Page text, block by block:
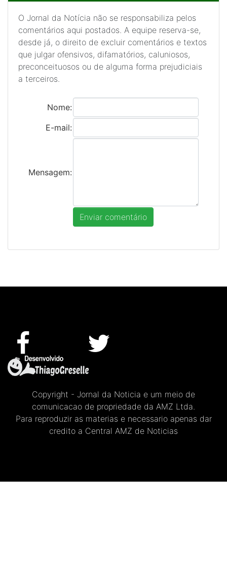
O Jornal da Notícia não se responsabiliza pelos
comentários aqui postados. A equipe reserva-se,
desde já, o direito de excluir comentários e textos
que julgar ofensivos, difamatórios, caluniosos,
preconceituosos ou de alguma forma prejudiciais
a terceiros.
Nome:
E-mail:
Mensagem:
Copyright - Jornal da Noticia e um meio de
comunicacao de propriedade da AMZ Ltda.
Para reproduzir as materias e necessario apenas dar
credito a Central AMZ de Noticias